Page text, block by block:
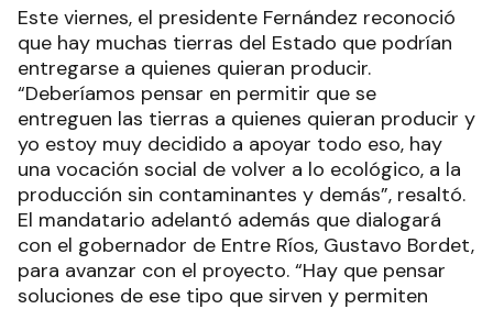
que hay muchas tierras del Estado que podrían
entregarse a quienes quieran producir.
“Deberíamos pensar en permitir que se
entreguen las tierras a quienes quieran producir y
yo estoy muy decidido a apoyar todo eso, hay
una vocación social de volver a lo ecológico, a la
producción sin contaminantes y demás”, resaltó.
El mandatario adelantó además que dialogará
con el gobernador de Entre Ríos, Gustavo Bordet,
para avanzar con el proyecto. “Hay que pensar
soluciones de ese tipo que sirven y permiten
sacar a la gente del hacinamiento en el que viven